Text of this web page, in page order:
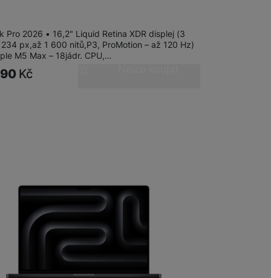
2TB/SB
Pro 2026 • 16,2" Liquid Retina XDR displej (3
px,až 1 600 nitů,P3, ProMotion – až 120 Hz)
M5 Max – 18jádr. CPU,…
Kč